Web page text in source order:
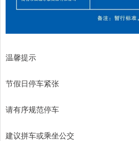
温馨提示
节假日停车紧张
请有序规范停车
建议拼车或乘坐公交